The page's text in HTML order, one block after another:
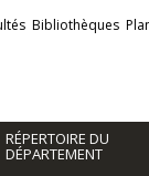
Bibliothèques
RÉPERTOIRE DU
DÉPARTEMENT